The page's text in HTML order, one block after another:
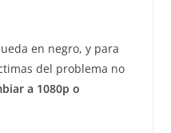
en negro, y para
del problema no
a 1080p o